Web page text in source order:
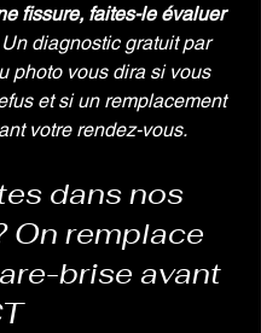
fissure, faites-le évaluer
Un diagnostic gratuit par
photo vous dira si vous
et si un remplacement
votre rendez-vous.
dans nos
On remplace
brise avant